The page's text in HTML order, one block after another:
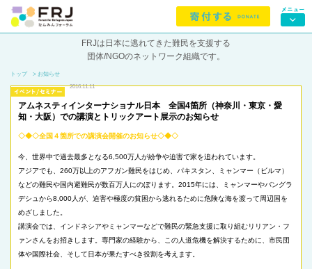
FRJは日本に逃れてきた難民を支援する
団体/NGOのネットワーク組織です。
トップ > お知らせ
2016.11.11
アムネスティインターナショナル日本 全国4箇所（神奈川・東京・愛
知・大阪）での講演とトリックアート展示のお知らせ
◇◆◇全国４箇所での講演会開催のお知らせ◇◆◇
今、世界中で過去最多となる6,500万人が紛争や迫害で家を追われています。
アジアでも、260万以上のアフガン難民をはじめ、パキスタン、ミャンマー（ビルマ）
などの難民や国内避難民が数百万人にのぼります。2015年には、ミャンマーやバングラ
デシュから8,000人が、迫害や極度の貧困から逃れるために危険な海を渡って周辺国を
めざしました。
講演会では、インドネシアやミャンマーなどで難民の緊急支援に取り組むリリアン・フ
ァンさんをお招きします。専門家の経験から、この人道危機を解決するために、市民団
体や国際社会、そして日本が果たすべき役割を考えます。